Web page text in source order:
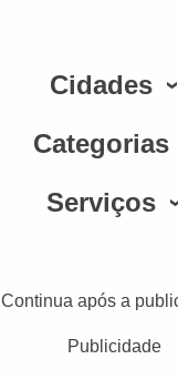
Cidades
Categorias
Serviços
Continua após a
Publicidade